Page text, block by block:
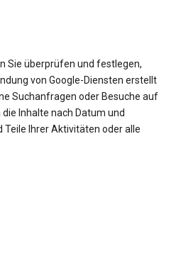
Sie überprüfen und festlegen,
von Google-Diensten erstellt
Suchanfragen oder Besuche auf
die Inhalte nach Datum und
Ihrer Aktivitäten oder alle